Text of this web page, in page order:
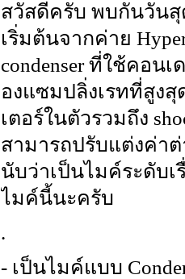
สวัสดีครับ พบกันวัน
เริ่มต้นจากค่าย
condenser ที่ใช้คอน
องแซมปลิ่งเรทที่สูง
เตอร์ในตัวรวมถึง
สามารถปรับแต่งค่าต่
นับว่าเป็นไมค์ระดับ
ไมค์นี้นะครับ
.
- เป็นไมค์แบบ